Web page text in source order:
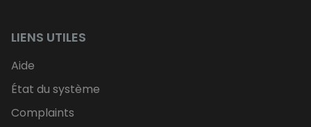
LIENS UTILES
Aide
État du système
Complaints